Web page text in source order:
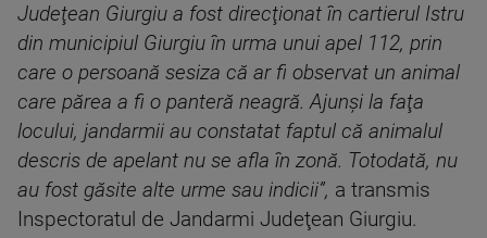
Judeţean Giurgiu a fost direcţionat în cartierul Istru
din municipiul Giurgiu în urma unui apel 112, prin
care o persoană sesiza că ar fi observat un animal
care părea a fi o panteră neagră. Ajunşi la faţa
locului, jandarmii au constatat faptul că animalul
descris de apelant nu se afla în zonă. Totodată, nu
au fost găsite alte urme sau indicii”, a transmis
Inspectoratul de Jandarmi Judeţean Giurgiu.